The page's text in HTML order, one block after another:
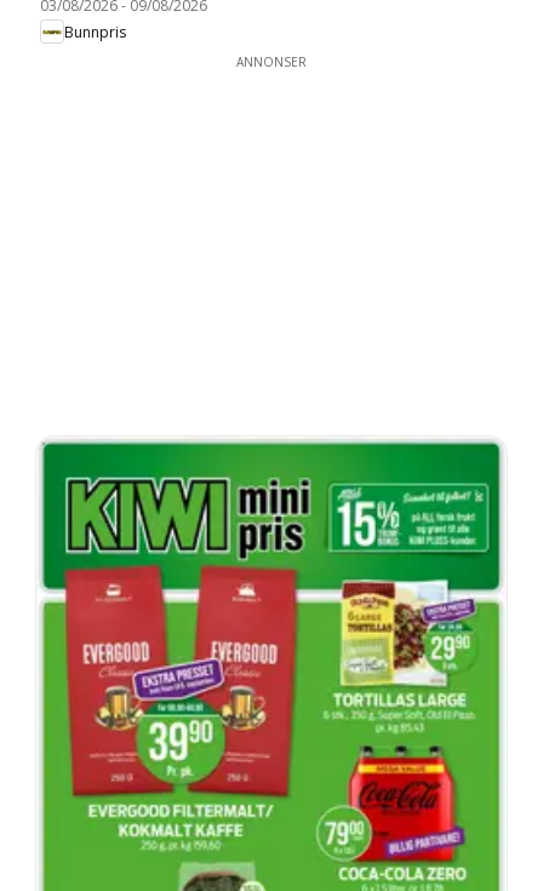
03/08/2026- 09/08/2026
Bunnpris
ANNONSER